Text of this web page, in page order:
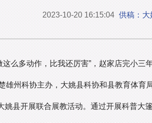
2023-10-20 16:15:04 供稿：大
这么多动作，比我还厉害”，赵家店完小
雄州科协主办，大姚县科协和县教育体
姚县开展联合展教活动。通过开展科普